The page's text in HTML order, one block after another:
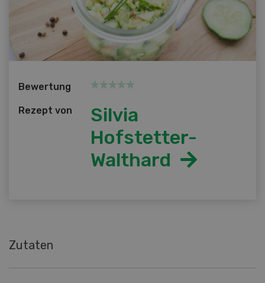
Bewertung
Rezept von
Silvia
Hofstetter-
Walthard
Zutaten